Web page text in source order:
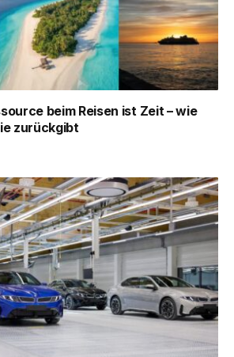
beim Reisen ist Zeit – wie
zurückgibt